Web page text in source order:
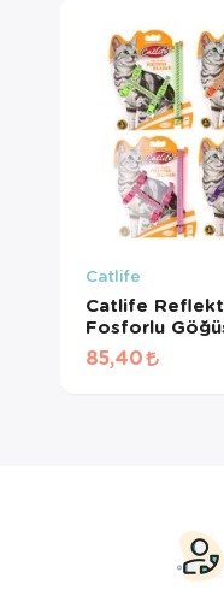
Catlife
Catlife
Fosforlu
85,40